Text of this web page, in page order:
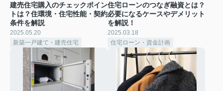
建売住宅購入のチェックポイン
トは？住環境・住宅性能・契約
条件を解説
2025.05.20
新築一戸建て・建売住宅
住宅ローンのつなぎ融資とは？
必要になるケースやデメリット
を解説！
2025.03.18
住宅ローン・資金計画